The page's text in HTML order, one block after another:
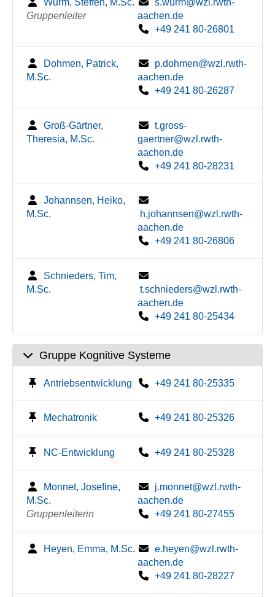
Gruppenleiter
aachen.de
+49 241 80-26801
Dohmen, Patrick,
M.Sc.
p.dohmen@wzl.rwth-
aachen.de
+49 241 80-26287
Groß-Gärtner,
Theresia, M.Sc.
t.gross-
gaertner@wzl.rwth-
aachen.de
+49 241 80-28231
Johannsen, Heiko,
M.Sc.
h.johannsen@wzl.rwth-
aachen.de
+49 241 80-26806
Schnieders, Tim,
M.Sc.
t.schnieders@wzl.rwth-
aachen.de
+49 241 80-25434
Gruppe Kognitive Systeme
Antriebsentwicklung +49 241 80-25335
Mechatronik +49 241 80-25326
NC-Entwicklung +49 241 80-25328
Monnet, Josefine,
M.Sc.
Gruppenleiterin
j.monnet@wzl.rwth-
aachen.de
+49 241 80-27455
Heyen, Emma, M.Sc.
e.heyen@wzl.rwth-
aachen.de
+49 241 80-28227